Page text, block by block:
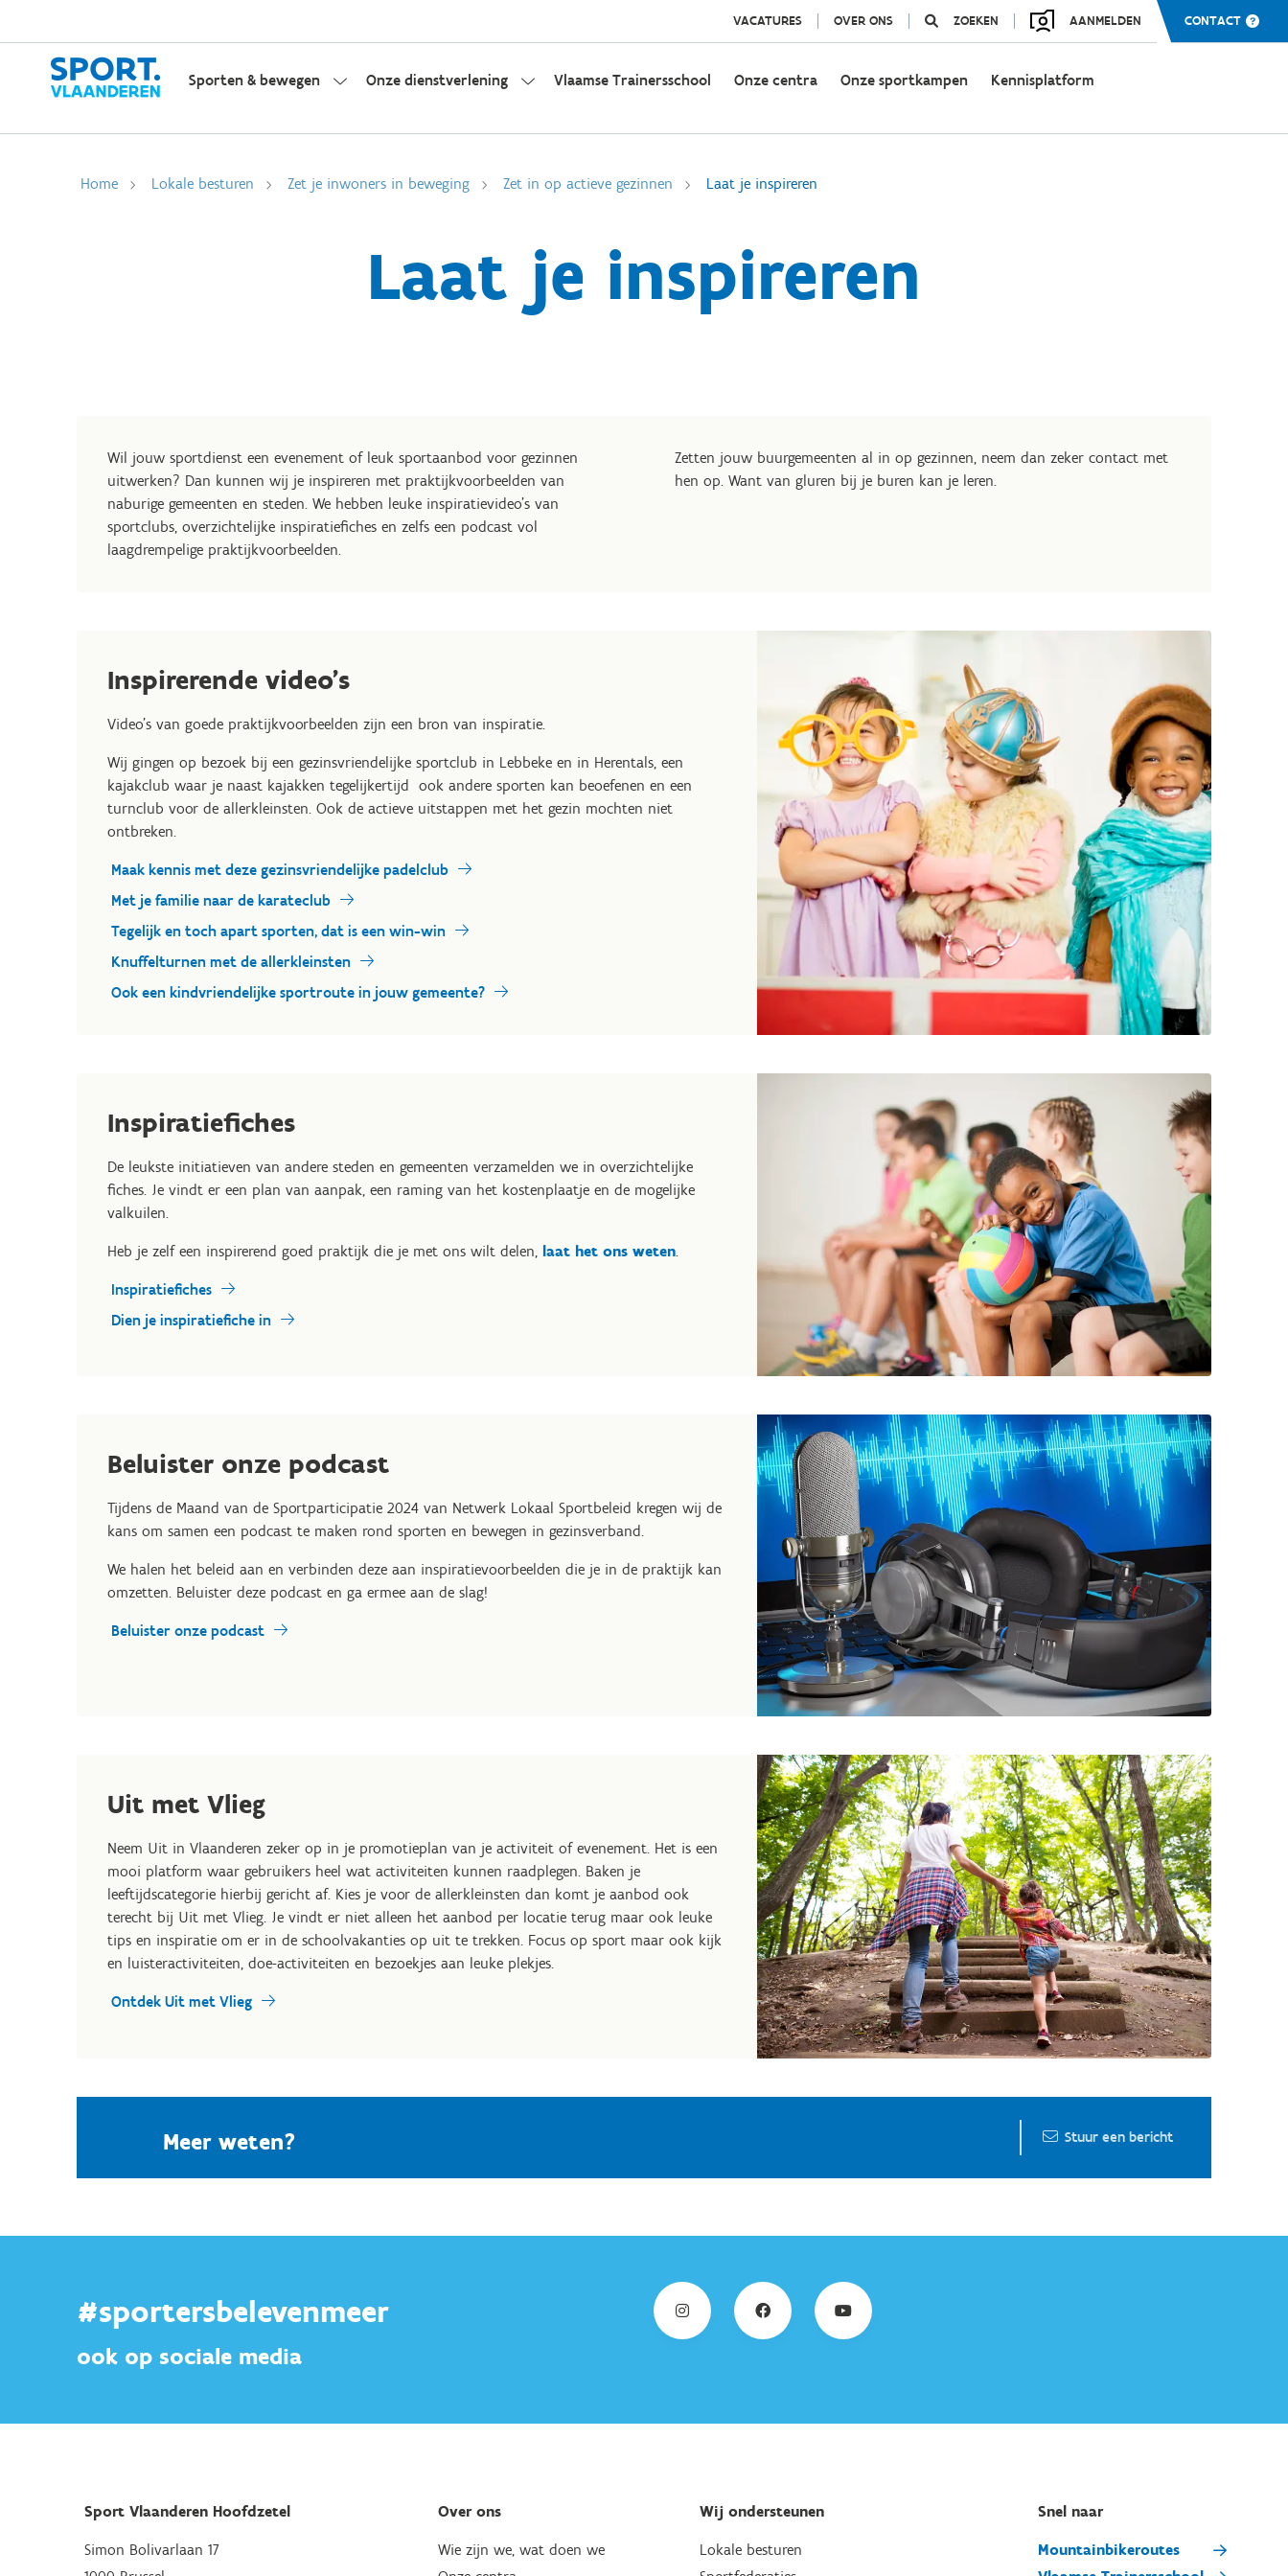
VACATURES OVER ONS ZOEKEN AANMELDEN CONTACT
Sporten & bewegen Onze dienstverlening Vlaamse Trainersschool Onze centra Onze sportkampen Kennisplatform
Home Lokale besturen Zet je inwoners in beweging Zet in op actieve gezinnen Laat je inspireren
Laat je inspireren
Wil jouw sportdienst een evenement of leuk sportaanbod voor gezinnen
uitwerken? Dan kunnen wij je inspireren met praktijkvoorbeelden van
naburige gemeenten en steden. We hebben leuke inspiratievideo's van
sportclubs, overzichtelijke inspiratiefiches en zelfs een podcast vol
laagdrempelige praktijkvoorbeelden.
Zetten jouw buurgemeenten al in op gezinnen, neem dan zeker contact met
hen op. Want van gluren bij je buren kan je leren.
Inspirerende video's
Video's van goede praktijkvoorbeelden zijn een bron van inspiratie.
Wij gingen op bezoek bij een gezinsvriendelijke sportclub in Lebbeke en in Herentals, een
kajakclub waar je naast kajakken tegelijkertijd ook andere sporten kan beoefenen en een
turnclub voor de allerkleinsten. Ook de actieve uitstappen met het gezin mochten niet
ontbreken.
Maak kennis met deze gezinsvriendelijke padelclub
Met je familie naar de karateclub
Tegelijk en toch apart sporten, dat is een win-win
Knuffelturnen met de allerkleinsten
Ook een kindvriendelijke sportroute in jouw gemeente?
Inspiratiefiches
De leukste initiatieven van andere steden en gemeenten verzamelden we in overzichtelijke
fiches. Je vindt er een plan van aanpak, een raming van het kostenplaatje en de mogelijke
valkuilen.
Heb je zelf een inspirerend goed praktijk die je met ons wilt delen, laat het ons weten.
Inspiratiefiches
Dien je inspiratiefiche in
Beluister onze podcast
Tijdens de Maand van de Sportparticipatie 2024 van Netwerk Lokaal Sportbeleid kregen wij de
kans om samen een podcast te maken rond sporten en bewegen in gezinsverband.
We halen het beleid aan en verbinden deze aan inspiratievoorbeelden die je in de praktijk kan
omzetten. Beluister deze podcast en ga ermee aan de slag!
Beluister onze podcast
Uit met Vlieg
Neem Uit in Vlaanderen zeker op in je promotieplan van je activiteit of evenement. Het is een
mooi platform waar gebruikers heel wat activiteiten kunnen raadplegen. Baken je
leeftijdscategorie hierbij gericht af. Kies je voor de allerkleinsten dan komt je aanbod ook
terecht bij Uit met Vlieg. Je vindt er niet alleen het aanbod per locatie terug maar ook leuke
tips en inspiratie om er in de schoolvakanties op uit te trekken. Focus op sport maar ook kijk
en luisteractiviteiten, doe-activiteiten en bezoekjes aan leuke plekjes.
Ontdek Uit met Vlieg
Meer weten? Stuur een bericht
#sportersbelevenmeer
ook op sociale media
Sport Vlaanderen Hoofdzetel
Simon Bolivarlaan 17
Over ons
Wie zijn we, wat doen we
Wij ondersteunen
Lokale besturen
Snel naar
Mountainbikeroutes